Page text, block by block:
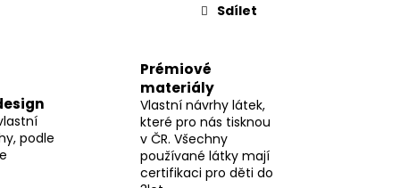
Sdílet
podle
Prémiové
materiály
Vlastní návrhy látek,
které pro nás tisknou
v ČR. Všechny
používané látky mají
certifikaci pro děti do